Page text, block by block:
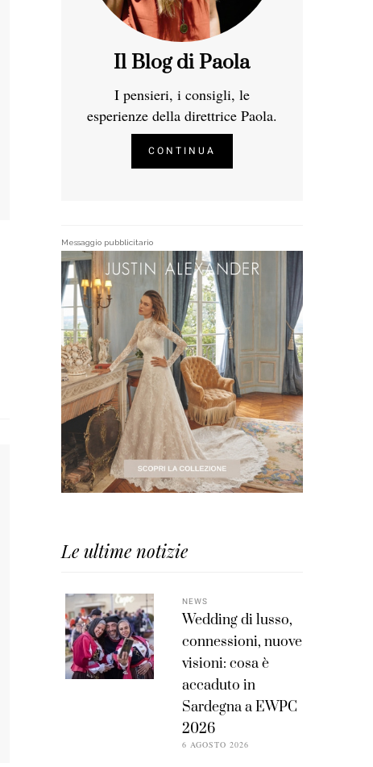
Il Blog di Paola
I pensieri, i consigli, le
esperienze della direttrice Paola.
CONTINUA
Messaggio pubblicitario
Le ultime notizie
NEWS
Wedding di lusso,
connessioni, nuove
visioni: cosa è
accaduto in
Sardegna a EWPC
2026
6 AGOSTO 2026